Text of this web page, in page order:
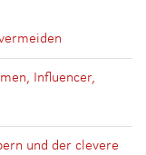
Influencer,
und der clevere